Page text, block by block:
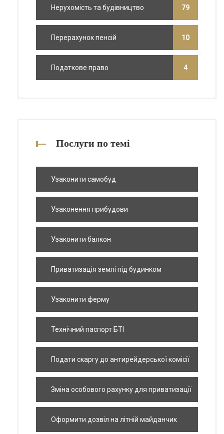
Нерухомість та будівництво 79
Перерахунок пенсій 10
Податкове право 4
Послуги по темі
Узаконити самобуд
Узаконення прибудови
Узаконити балкон
Приватизація землі під будинком
Узаконити ферму
Технічний паспорт БТІ
Подати скаргу до антирейдерської комісії
Зміна особового рахунку для приватизації
Оформити дозвіл на літній майданчик